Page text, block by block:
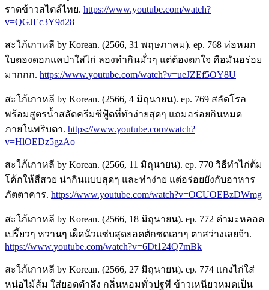
ราดข้าวสไตล์ไทย. https://www.youtube.com/watch?
v=QGJEc3Y9d28
สะใภ้เกาหลี by Korean. (2566, 31 พฤษภาคม). ep. 768 ห่อหมก
ใบตองดอกแคป่าใส่ไก่ ลองทำกินมั่วๆ แต่ต้องตกใจ คือมันอร่อย
มากกก. https://www.youtube.com/watch?v=ueJZEf5OY8U
สะใภ้เกาหลี by Korean. (2566, 4 มิถุนายน). ep. 769 สลัดโรล
พร้อมสูตรน้ำสลัดครีมซีฟู้ดที่ทำง่ายสุดๆ แถมอร่อยกินหมด
ภายในพริบตา. https://www.youtube.com/watch?
v=HlOEDz5gzAo
สะใภ้เกาหลี by Korean. (2566, 11 มิถุนายน). ep. 770 วิธีทำไก่ต้ม
โค้กให้สีสวย น่ากินแบบสุดๆ และทำง่าย แต่อร่อยยังกับอาหาร
ภัตตาคาร. https://www.youtube.com/watch?v=OCUOEBzDWmg
สะใภ้เกาหลี by Korean. (2566, 18 มิถุนายน). ep. 772 ตำมะหลอด
เปรี้ยวๆ หวานๆ เผ็ดนัวแซ่บสุดยอดตักซดเอาๆ ตาสว่างเลยจ้า.
https://www.youtube.com/watch?v=6Dt124Q7mBk
สะใภ้เกาหลี by Korean. (2566, 27 มิถุนายน). ep. 774 แกงไก่ใส่
หน่อไม้ส้ม ใส่ยอดตำลึง กลิ่นหอมทั่วปฐพี ข้าวเหนียวหมดเป็น